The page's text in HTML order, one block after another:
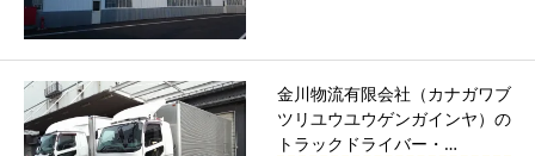
金川物流有限会社（カナガワブ
ツリユウユウゲンガインヤ）の
トラックドライバー・…